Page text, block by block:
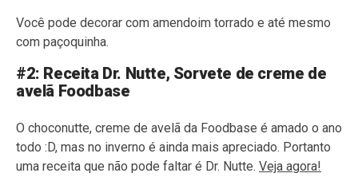
Você pode decorar com amendoim torrado e até mesmo
com paçoquinha.
#2: Receita Dr. Nutte, Sorvete de creme de
avelã Foodbase
O choconutte, creme de avelã da Foodbase é amado o ano
todo :D, mas no inverno é ainda mais apreciado. Portanto
uma receita que não pode faltar é Dr. Nutte. Veja agora!